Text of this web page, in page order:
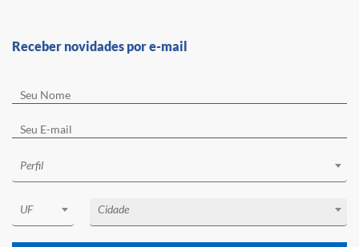
Receber novidades por e-mail
Perfil
UF Cidade